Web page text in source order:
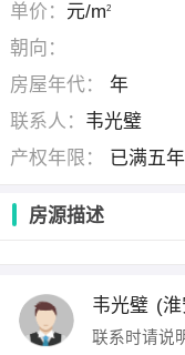
单价： 元/m2
朝向：
房屋年代：
年
联系人： 韦光璧
产权年限：
已满五年
房源描述
韦光璧 (
联系时请说